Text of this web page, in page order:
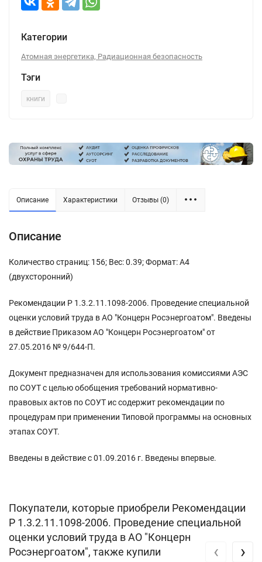
Категории
Атомная энергетика, Радиационная безопасность
Тэги
книги
Описание Характеристики Отзывы (0)
Описание
Количество страниц: 156; Вес: 0.39; Формат: А4
(двухсторонний)
Рекомендации Р 1.3.2.11.1098-2006. Проведение специальной
оценки условий труда в АО "Концерн Росэнергоатом". Введены
в действие Приказом АО "Концерн Росэнергоатом" от
27.05.2016 № 9/644-П.
Документ предназначен для использования комиссиями АЭС
по СОУТ с целью обобщения требований нормативно-
правовых актов по СОУТ ис содержит рекомендации по
процедурам при применении Типовой программы на основных
этапах СОУТ.
Введены в действие с 01.09.2016 г. Введены впервые.
Покупатели, которые приобрели Рекомендации
Р 1.3.2.11.1098-2006. Проведение специальной
оценки условий труда в АО "Концерн
Росэнергоатом", также купили
‹ ›